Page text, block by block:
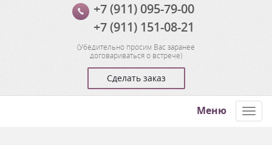
+7 (911) 095-79-00
+7 (911) 151-08-21
(Убедительно просим Вас заранее
договариваться о встрече)
Сделать заказ
Меню